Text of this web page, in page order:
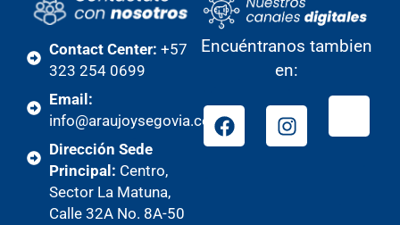
Contact Center: +57
323 254 0699
Email:
info@araujoysegovia.com
Dirección Sede
Principal: Centro,
Sector La Matuna,
Calle 32A No. 8A-50
Encuéntranos tambien
en: